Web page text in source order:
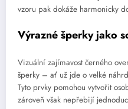
vzoru pak dokáže harmonicky
Výrazné šperky jako
Vizuální zajímavost černého
šperky – ať už jde o velké
Tyto prvky pomohou vytvořit
zároveň však nepřebijí